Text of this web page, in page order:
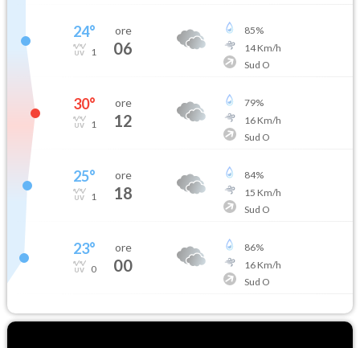
24°
1
ore
06
85%
14Km/h
Sud O
30°
1
ore
12
79%
16Km/h
Sud O
25°
1
ore
18
84%
15 Km/h
Sud O
23°
0
ore
00
86%
16Km/h
Sud O